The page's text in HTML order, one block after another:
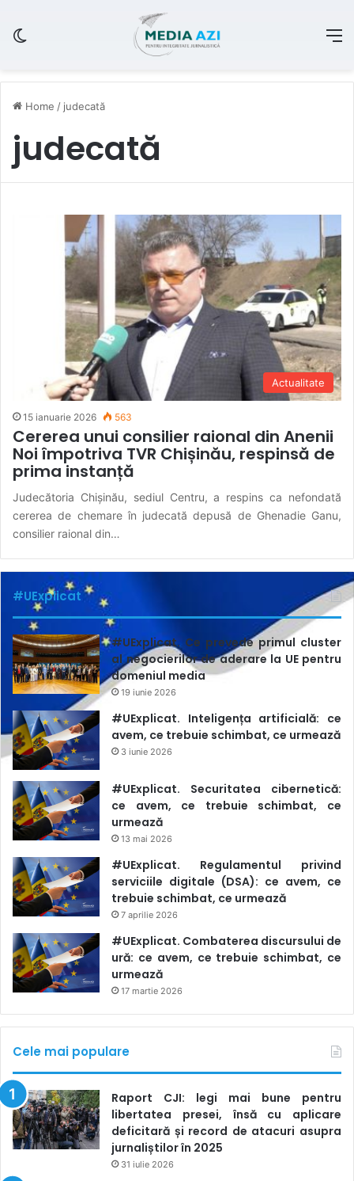
Home / judecată
judecată
Actualitate
15 ianuarie 2026 563
Cererea unui consilier raional din Anenii
Noi împotriva TVR Chișinău, respinsă de
prima instanță
Judecătoria Chişinău, sediul Centru, a respins ca nefondată
cererea de chemare în judecată depusă de Ghenadie Ganu,
consilier raional din…
#UExplicat
#UExplicat. Ce prevede primul cluster
al negocierilor de aderare la UE pentru
domeniul media
19 iunie 2026
#UExplicat. Inteligența artificială: ce
avem, ce trebuie schimbat, ce urmează
3 iunie 2026
#UExplicat. Securitatea cibernetică:
ce avem, ce trebuie schimbat, ce
urmează
13 mai 2026
#UExplicat. Regulamentul privind
serviciile digitale (DSA): ce avem, ce
trebuie schimbat, ce urmează
7 aprilie 2026
#UExplicat. Combaterea discursului de
ură: ce avem, ce trebuie schimbat, ce
urmează
17 martie 2026
Cele mai populare
Raport CJI: legi mai bune pentru
libertatea presei, însă cu aplicare
deficitară și record de atacuri asupra
jurnaliștilor în 2025
31 iulie 2026